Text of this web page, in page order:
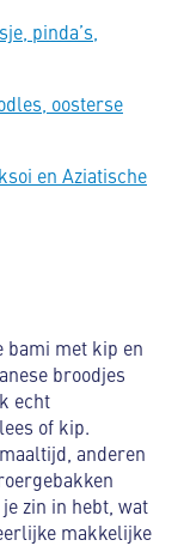
pinda’s,
oosterse
en Aziatische
bami met kip en
broodjes
echt
of kip.
anderen
zin in hebt, wat
makkelijke